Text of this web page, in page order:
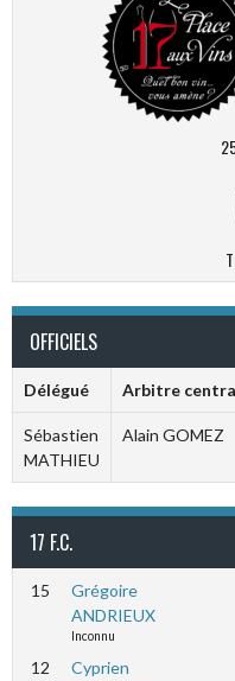
OFFICIELS
Délégué Arbitre
Sébastien
MATHIEU
Alain GOMEZ
17 F.C.
15
Grégoire
ANDRIEUX
Inconnu
12
Cyprien